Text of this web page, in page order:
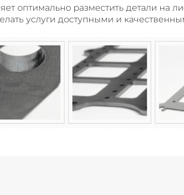
оптимально разместить детали на
услуги доступными и